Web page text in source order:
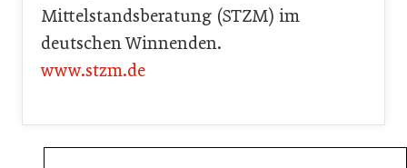
Mittelstandsberatung (STZM) im
deutschen Winnenden.
www.stzm.de